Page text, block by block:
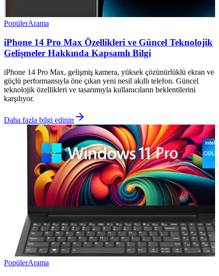
PopülerArama
iPhone 14 Pro Max Özellikleri ve Güncel Teknolojik
Gelişmeler Hakkında Kapsamlı Bilgi
iPhone 14 Pro Max, gelişmiş kamera, yüksek çözünürlüklü ekran ve
güçlü performansıyla öne çıkan yeni nesil akıllı telefon. Güncel
teknolojik özellikleri ve tasarımıyla kullanıcıların beklentilerini
karşılıyor.
Daha fazla bilgi edinin
PopülerArama